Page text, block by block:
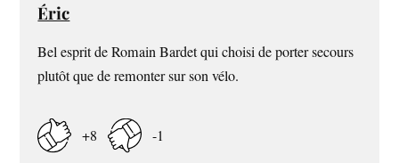
Éric
Bel esprit de Romain Bardet qui choisi de porter secours
plutôt que de remonter sur son vélo.
+8 -1